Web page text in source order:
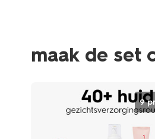
maak de set
9